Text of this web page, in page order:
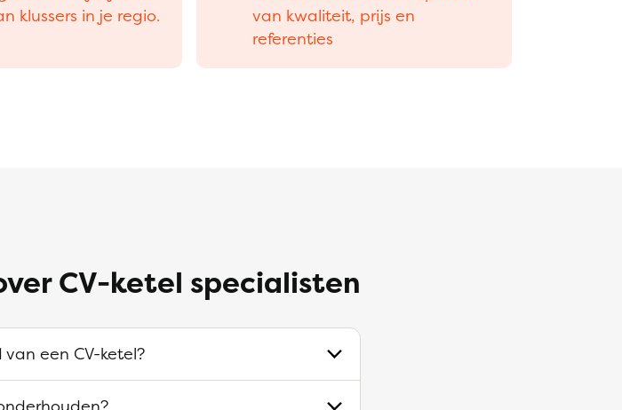
klussers in je regio.
van kwaliteit, prijs en
referenties
CV-ketel specialisten
een CV-ketel?